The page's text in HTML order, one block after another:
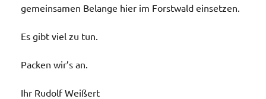
gemeinsamen Belange hier im Forstwald einsetzen.
Es gibt viel zu tun.
Packen wir’s an.
Ihr Rudolf Weißert